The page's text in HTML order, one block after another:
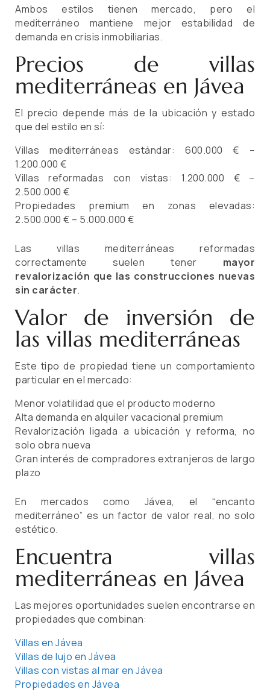
Ambos estilos tienen mercado, pero el
mediterráneo mantiene mejor estabilidad de
demanda en crisis inmobiliarias.
Precios de villas
mediterráneas en Jávea
El precio depende más de la ubicación y estado
que del estilo en sí:
Villas mediterráneas estándar: 600.000 € –
1.200.000 €
Villas reformadas con vistas: 1.200.000 € –
2.500.000 €
Propiedades premium en zonas elevadas:
2.500.000 € – 5.000.000 €
Las villas mediterráneas reformadas
correctamente suelen tener mayor
revalorización que las construcciones nuevas
sin carácter.
Valor de inversión de
las villas mediterráneas
Este tipo de propiedad tiene un comportamiento
particular en el mercado:
Menor volatilidad que el producto moderno
Alta demanda en alquiler vacacional premium
Revalorización ligada a ubicación y reforma, no
solo obra nueva
Gran interés de compradores extranjeros de largo
plazo
En mercados como Jávea, el “encanto
mediterráneo” es un factor de valor real, no solo
estético.
Encuentra villas
mediterráneas en Jávea
Las mejores oportunidades suelen encontrarse en
propiedades que combinan:
Villas en Jávea
Villas de lujo en Jávea
Villas con vistas al mar en Jávea
Propiedades en Jávea